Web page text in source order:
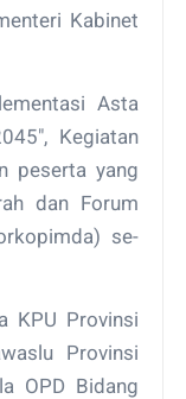
Kabinet
Asta
Kegiatan
peserta yang
dan Forum
se-
KPU Provinsi
Provinsi
OPD Bidang